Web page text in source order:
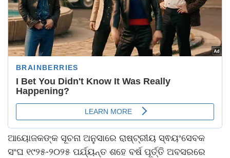
ଆୟୋଜକଙ୍କ ସୂଚନା ଅନୁସାରେ ରାଷ୍ଟ୍ରୀୟ ସ୍ଵୟଂସେବକ
ସଂଘ ୧୯୨୫-୨୦୨୫ ପର୍ଯ୍ୟନ୍ତ ଶହେ ବର୍ଷ ପୂର୍ତ୍ତି ଅବସରରେ